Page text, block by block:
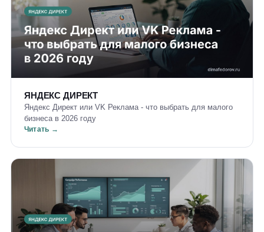
ЯНДЕКС ДИРЕКТ
Яндекс Директ или VK Реклама - что выбрать для малого
бизнеса в 2026 году
Читать →